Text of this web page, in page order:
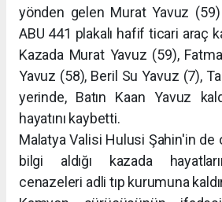
yönden gelen Murat Yavuz
ABU 441 plakalı hafif ticari araç
Kazada Murat Yavuz (59),
Yavuz (58), Beril Su Yavuz (7),
yerinde, Batın Kaan Yavuz
hayatını kaybetti.
Malatya Valisi Hulusi Şahin'in de
bilgi aldığı kazada
cenazeleri adli tıp kurumuna